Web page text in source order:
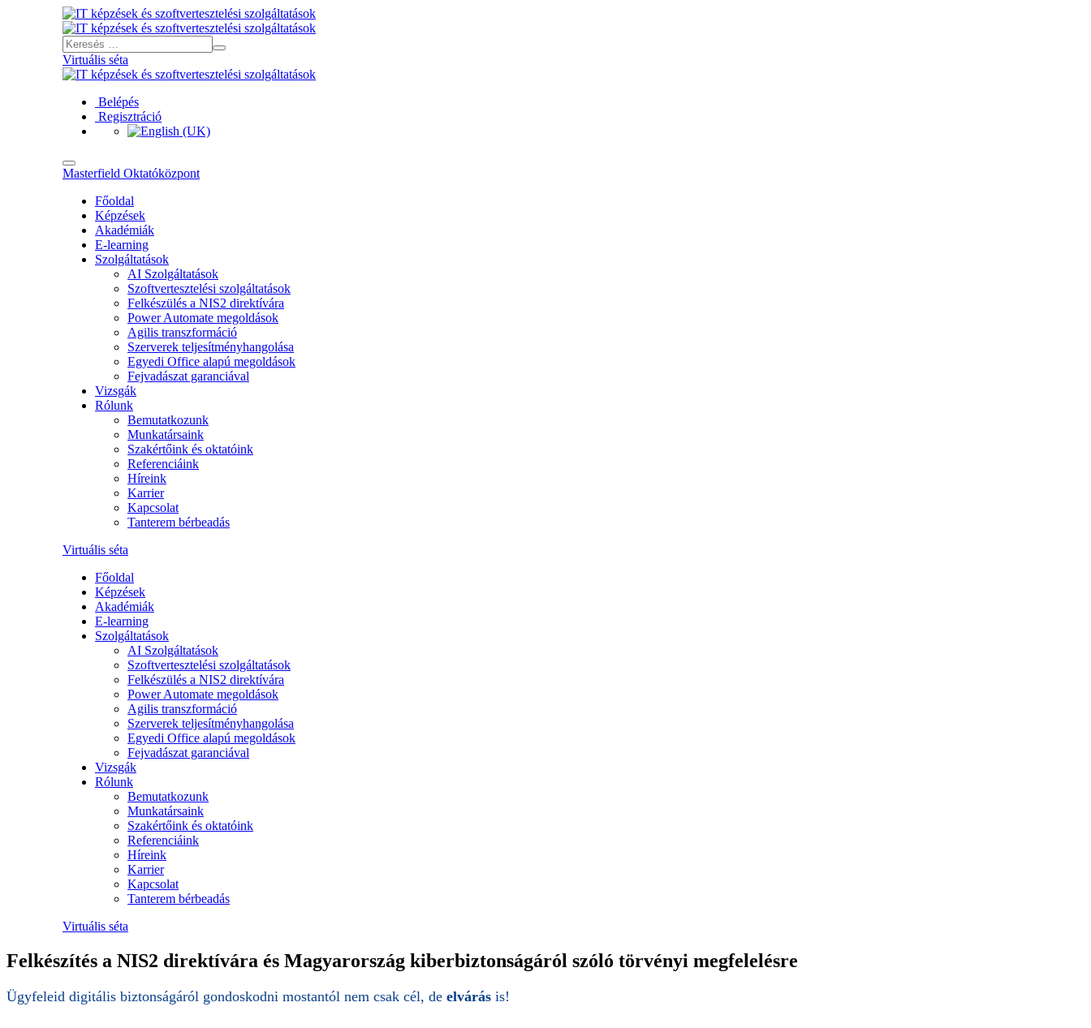
Virtuális séta
Belépés
Regisztráció
Masterfield Oktatóközpont
Főoldal
Képzések
Akadémiák
E-learning
Szolgáltatások
AI Szolgáltatások
Szoftvertesztelési szolgáltatások
Felkészülés a NIS2 direktívára
Power Automate megoldások
Agilis transzformáció
Szerverek teljesítményhangolása
Egyedi Office alapú megoldások
Fejvadászat garanciával
Vizsgák
Rólunk
Bemutatkozunk
Munkatársaink
Szakértőink és oktatóink
Referenciáink
Híreink
Karrier
Kapcsolat
Tanterem bérbeadás
Virtuális séta
Főoldal
Képzések
Akadémiák
E-learning
Szolgáltatások
AI Szolgáltatások
Szoftvertesztelési szolgáltatások
Felkészülés a NIS2 direktívára
Power Automate megoldások
Agilis transzformáció
Szerverek teljesítményhangolása
Egyedi Office alapú megoldások
Fejvadászat garanciával
Vizsgák
Rólunk
Bemutatkozunk
Munkatársaink
Szakértőink és oktatóink
Referenciáink
Híreink
Karrier
Kapcsolat
Tanterem bérbeadás
Virtuális séta
Felkészítés a NIS2 direktívára és Magyarország kiberbiztonságáról szóló törvényi megfelelésre
Ügyfeleid digitális biztonságáról gondoskodni mostantól nem csak cél, de elvárás is!